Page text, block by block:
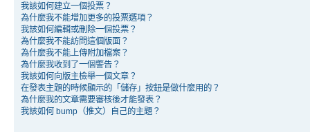
我該如何建立一個投票？
為什麼我不能增加更多的投票選項？
我該如何編輯或刪除一個投票？
為什麼我不能訪問這個版面？
為什麼我不能上傳附加檔案？
為什麼我收到了一個警告？
我該如何向版主檢舉一個文章？
在發表主題的時候顯示的「儲存」按鈕是做什麼用的？
為什麼我的文章需要審核後才能發表？
我該如何 bump（推文）自己的主題？